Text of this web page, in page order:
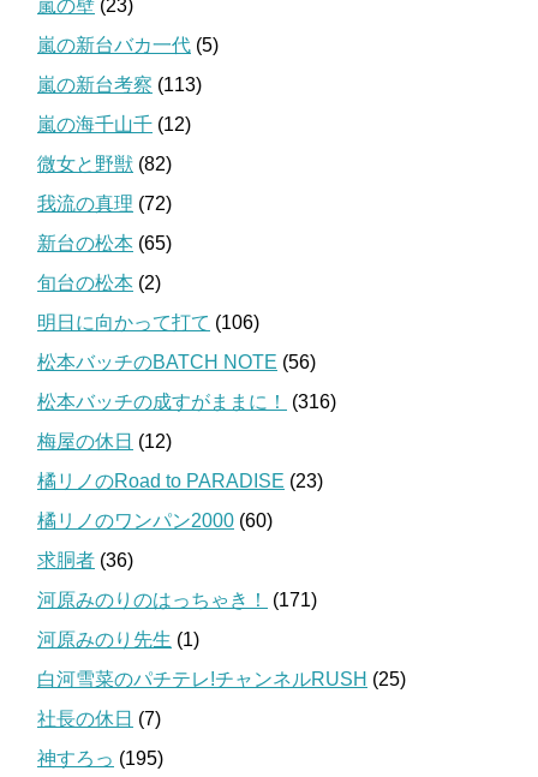
嵐の壁 (23)
嵐の新台バカ一代 (5)
嵐の新台考察 (113)
嵐の海千山千 (12)
微女と野獣 (82)
我流の真理 (72)
新台の松本 (65)
旬台の松本 (2)
明日に向かって打て (106)
松本バッチのBATCH NOTE (56)
松本バッチの成すがままに！
(316)
梅屋の休日 (12)
橘リノのRoad to PARADISE (23)
橘リノのワンパン2000 (60)
求胴者 (36)
河原みのりのはっちゃき！
(171)
河原みのり先生 (1)
白河雪菜のパチテレ!チャンネルRUSH (25)
社長の休日 (7)
神すろっ (195)